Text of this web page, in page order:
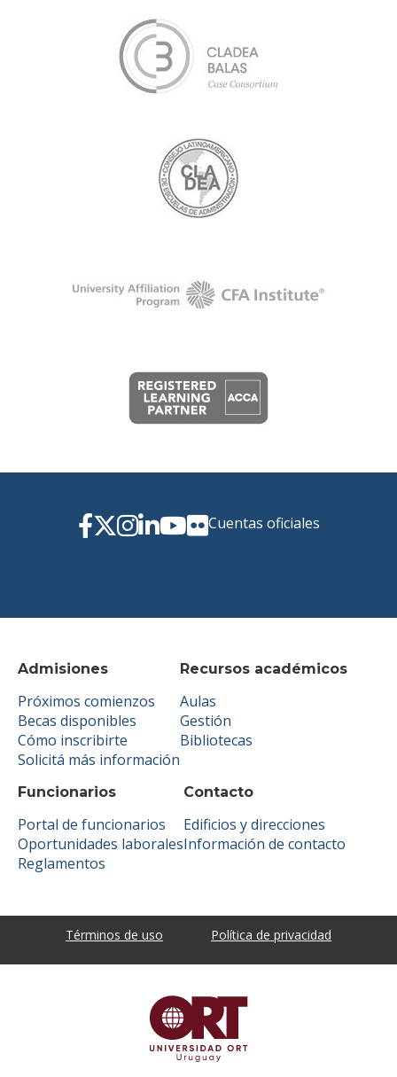
Admisiones
Próximos comienzos
Becas disponibles
Cómo inscribirte
Solicitá más información
Recursos académicos
Aulas
Gestión
Bibliotecas
Funcionarios
Portal de funcionarios
Oportunidades laborales
Reglamentos
Contacto
Edificios y direcciones
Información de contacto
Cuentas oficiales
Términos de uso Política de privacidad